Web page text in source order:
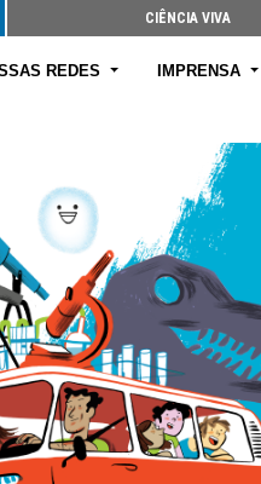
CIÊNCIA VIVA
REDES IMPRENSA